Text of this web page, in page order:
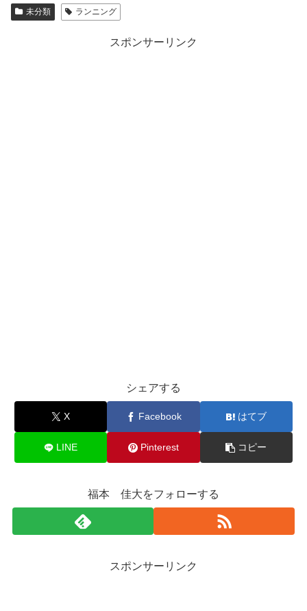
未分類 ランニング
スポンサーリンク
シェアする
X Facebook はてブ
LINE Pinterest コピー
福本 佳大をフォローする
スポンサーリンク